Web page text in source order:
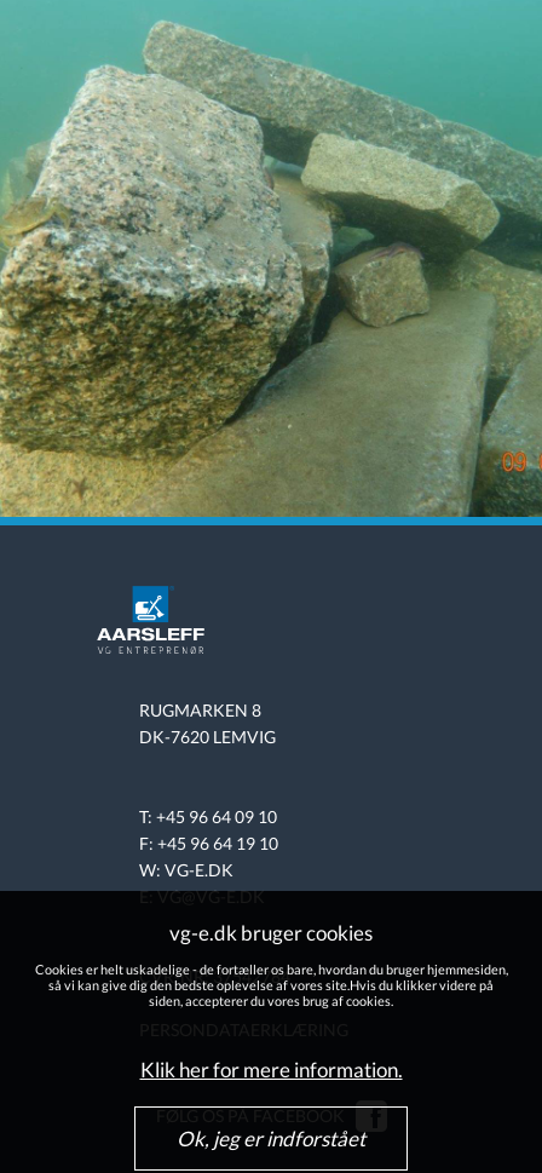
vg-e.dk bruger cookies
Cookies er helt uskadelige - de fortæller os bare, hvordan du bruger hjemmesiden,
så vi kan give dig den bedste oplevelse af vores site.Hvis du klikker videre på
siden, accepterer du vores brug af cookies.
Klik her for mere information.
Ok, jeg er indforstået
RUGMARKEN 8
DK-7620 LEMVIG
T: +45 96 64 09 10
F: +45 96 64 19 10
W: VG-E.DK
E: VG@VG-E.DK
CVR-NR: 37542784